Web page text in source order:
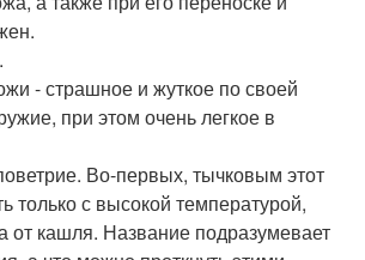
- страшное и жуткое по своей
при этом очень легкое в
Во-первых, тычковым этот
только с высокой температурой,
от кашля. Название подразумевает